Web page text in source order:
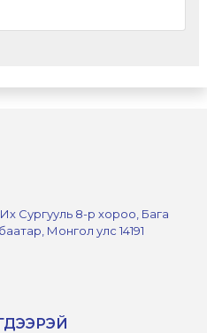
Сургууль 8-р хороо, Бага
Монгол улс 14191